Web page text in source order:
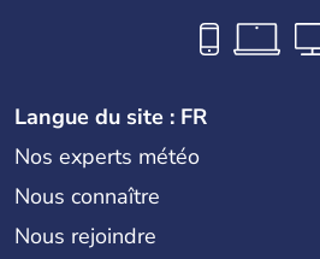
Langue du site : FR
Nos experts météo
Nous connaître
Nous rejoindre